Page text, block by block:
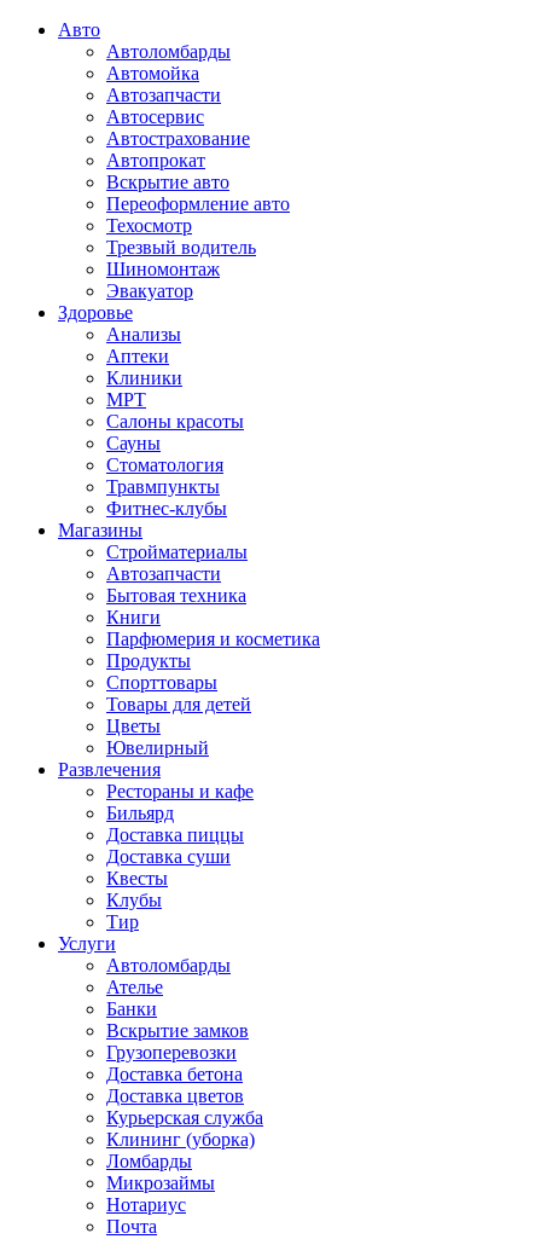
Авто
Автоломбарды
Автомойка
Автозапчасти
Автосервис
Автострахование
Автопрокат
Вскрытие авто
Переоформление авто
Техосмотр
Трезвый водитель
Шиномонтаж
Эвакуатор
Здоровье
Анализы
Аптеки
Клиники
МРТ
Салоны красоты
Сауны
Стоматология
Травмпункты
Фитнес-клубы
Магазины
Стройматериалы
Автозапчасти
Бытовая техника
Книги
Парфюмерия и косметика
Продукты
Спорттовары
Товары для детей
Цветы
Ювелирный
Развлечения
Рестораны и кафе
Бильярд
Доставка пиццы
Доставка суши
Квесты
Клубы
Тир
Услуги
Автоломбарды
Ателье
Банки
Вскрытие замков
Грузоперевозки
Доставка бетона
Доставка цветов
Курьерская служба
Клининг (уборка)
Ломбарды
Микрозаймы
Нотариус
Почта